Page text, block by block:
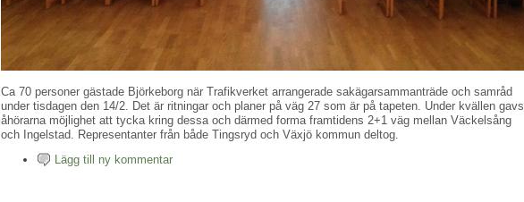
Ca 70 personer gästade Björkeborg när Trafikverket arrangerade sakägarsammanträde och samråd
under tisdagen den 14/2. Det är ritningar och planer på väg 27 som är på tapeten. Under kvällen gavs
åhörarna möjlighet att tycka kring dessa och därmed forma framtidens 2+1 väg mellan Väckelsång
och Ingelstad. Representanter från både Tingsryd och Växjö kommun deltog.
Lägg till ny kommentar